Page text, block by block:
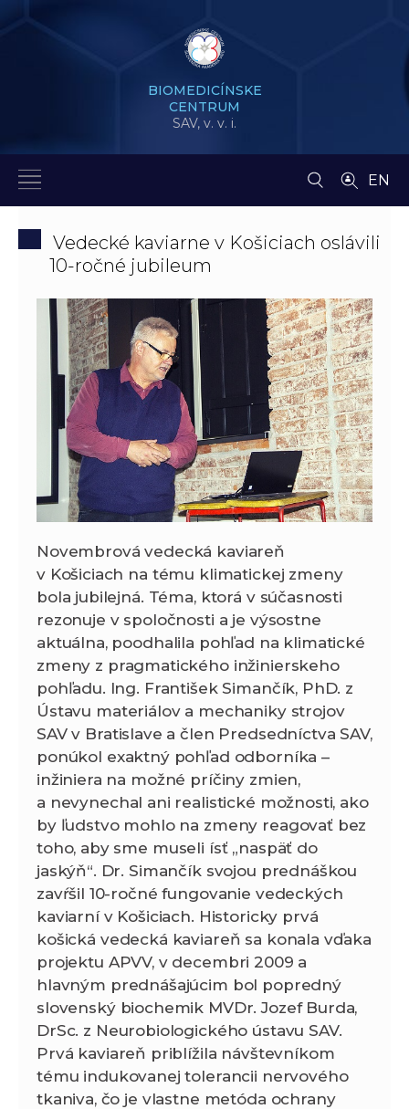
BIOMEDICÍNSKE
CENTRUM
SAV, v. v. i.
EN
Vedecké kaviarne v Košiciach oslávili
10-ročné jubileum
Novembrová vedecká kaviareň
v Košiciach na tému klimatickej zmeny
bola jubilejná. Téma, ktorá v súčasnosti
rezonuje v spoločnosti a je výsostne
aktuálna, poodhalila pohľad na klimatické
zmeny z pragmatického inžinierskeho
pohľadu. Ing. František Simančík, PhD. z
Ústavu materiálov a mechaniky strojov
SAV v Bratislave a člen Predsedníctva SAV,
ponúkol exaktný pohľad odborníka –
inžiniera na možné príčiny zmien,
a nevynechal ani realistické možnosti, ako
by ľudstvo mohlo na zmeny reagovať bez
toho, aby sme museli ísť „naspäť do
jaskýň“. Dr. Simančík svojou prednáškou
zavŕšil 10-ročné fungovanie vedeckých
kaviarní v Košiciach. Historicky prvá
košická vedecká kaviareň sa konala vďaka
projektu APVV, v decembri 2009 a
hlavným prednášajúcim bol popredný
slovenský biochemik MVDr. Jozef Burda,
DrSc. z Neurobiologického ústavu SAV.
Prvá kaviareň priblížila návštevníkom
tému indukovanej tolerancii nervového
tkaniva, čo je vlastne metóda ochrany